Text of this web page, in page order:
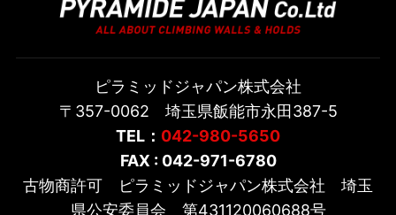
ピラミッドジャパン株式会社
〒357-0062 埼玉県飯能市永田387-5
TEL： 042-980-5650
FAX : 042-971-6780
古物商許可 ピラミッドジャパン株式会社 埼玉
県公安委員会 第431120060688号